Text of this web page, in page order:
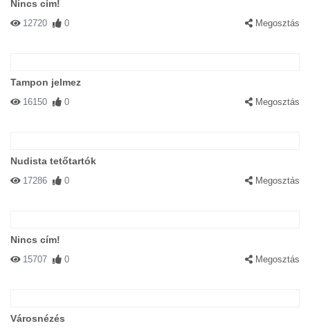
Nincs cím!
12720 0 Megosztás
Tampon jelmez
16150 0 Megosztás
Nudista tetőtartók
17286 0 Megosztás
Nincs cím!
15707 0 Megosztás
Városnézés